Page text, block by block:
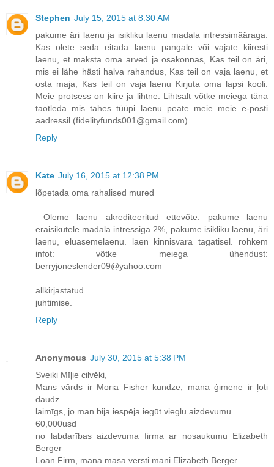
Stephen July 15, 2015 at 8:30 AM
pakume äri laenu ja isikliku laenu madala intressimääraga.
Kas olete seda eitada laenu pangale või vajate kiiresti
laenu, et maksta oma arved ja osakonnas, Kas teil on äri,
mis ei lähe hästi halva rahandus, Kas teil on vaja laenu, et
osta maja, Kas teil on vaja laenu Kirjuta oma lapsi kooli.
Meie protsess on kiire ja lihtne. Lihtsalt võtke meiega täna
taotleda mis tahes tüüpi laenu peate meie meie e-posti
aadressil (fidelityfunds001@gmail.com)
Reply
Kate July 16, 2015 at 12:38 PM
lõpetada oma rahalised mured
Oleme laenu akrediteeritud ettevõte. pakume laenu
eraisikutele madala intressiga 2%, pakume isikliku laenu, äri
laenu, eluasemelaenu. laen kinnisvara tagatisel. rohkem
infot: võtke meiega ühendust:
berryjoneslender09@yahoo.com
allkirjastatud
juhtimise.
Reply
Anonymous July 30, 2015 at 5:38 PM
Sveiki Mīļie cilvēki,
Mans vārds ir Moria Fisher kundze, mana ģimene ir ļoti
daudz
laimīgs, jo man bija iespēja iegūt vieglu aizdevumu
60,000usd
no labdarības aizdevuma firma ar nosaukumu Elizabeth
Berger
Loan Firm, mana māsa vērsti mani Elizabeth Berger